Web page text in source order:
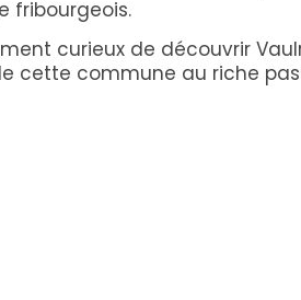
fribourgeois.
curieux de découvrir
cette commune au riche